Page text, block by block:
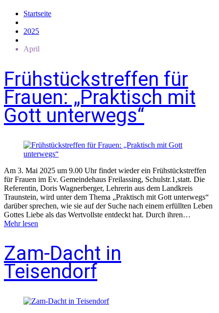
Startseite
2025
April
Frühstückstreffen für
Frauen: „Praktisch mit
Gott unterwegs“
Am 3. Mai 2025 um 9.00 Uhr findet wieder ein Frühstückstreffen
für Frauen im Ev. Gemeindehaus Freilassing, Schulstr.1,statt. Die
Referentin, Doris Wagnerberger, Lehrerin aus dem Landkreis
Traunstein, wird unter dem Thema „Praktisch mit Gott unterwegs“
darüber sprechen, wie sie auf der Suche nach einem erfüllten Leben
Gottes Liebe als das Wertvollste entdeckt hat. Durch ihren…
Mehr lesen
Zam-Dacht in
Teisendorf